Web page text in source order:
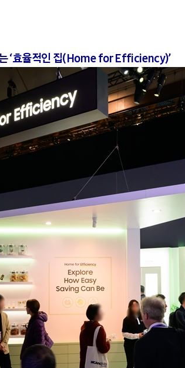
‘효율적인 집(Home for Efficiency)’